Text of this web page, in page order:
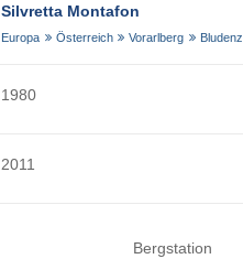
Silvretta Montafon
Europa Österreich Vorarlberg Bludenz
1980
2011
Bergstation